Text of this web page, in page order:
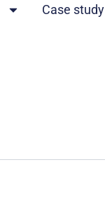
Case study